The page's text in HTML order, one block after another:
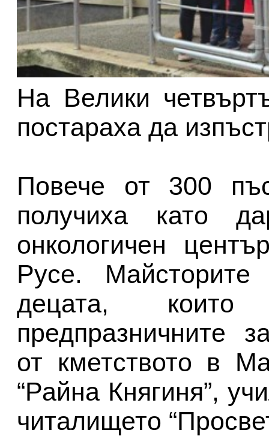
На Велики
постараха да
Повече от 300
получиха като
онкологичен
Русе.
децата,
предпразничните
от кметството в
“Райна Княгиня”,
читалището